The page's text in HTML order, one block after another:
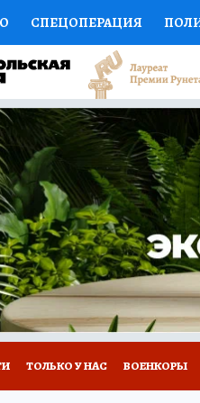
СПЕЦОПЕРАЦИЯ
НАУКА СПОРТ
ДОКТОР
ПРОГНОЗЫ НА СПОРТ
НЕДВИЖИМОСТЬ
ТЕСТЫ НОВОЕ
ТОЛЬКО У НАС ВОЕНКОРЫ